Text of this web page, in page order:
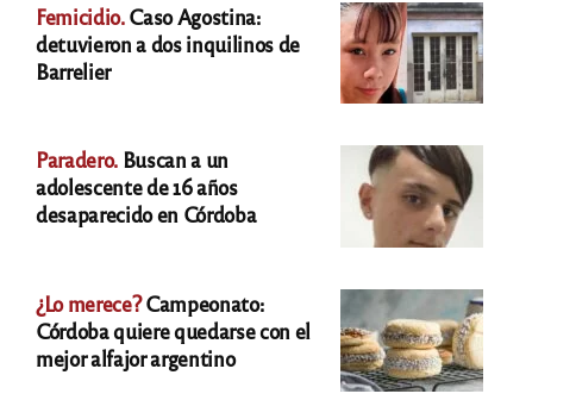
Femicidio.Caso Agostina:
detuvieron a dos inquilinos de
Barrelier
Paradero. Buscan a un
adolescente de 16 años
desaparecido en Córdoba
¿Lo merece?Campeonato:
Córdoba quiere quedarse con el
mejor alfajor argentino